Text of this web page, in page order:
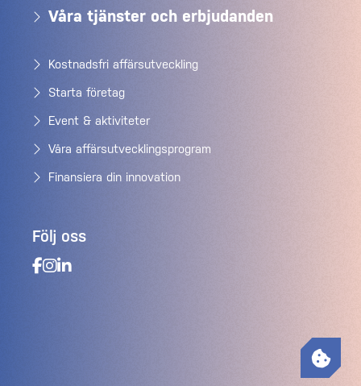
Våra tjänster och erbjudanden
Kostnadsfri affärsutveckling
Starta företag
Event & aktiviteter
Våra affärsutvecklingsprogram
Finansiera din innovation
Följ oss